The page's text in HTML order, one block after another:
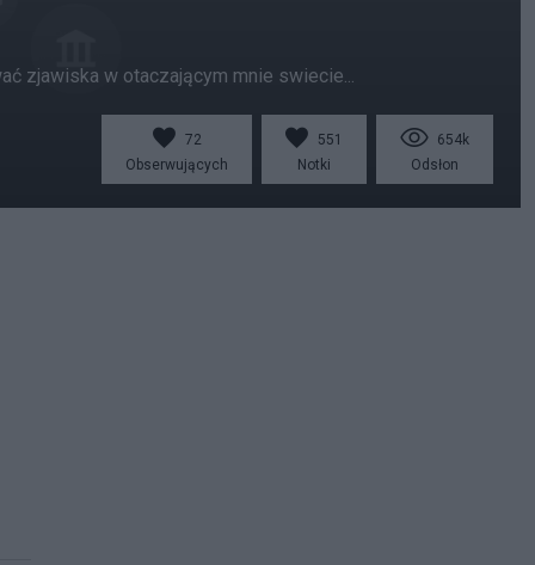
zjawiska w otaczającym mnie swiecie...
72
Obserwujących
551
Notki
654k
Odsłon